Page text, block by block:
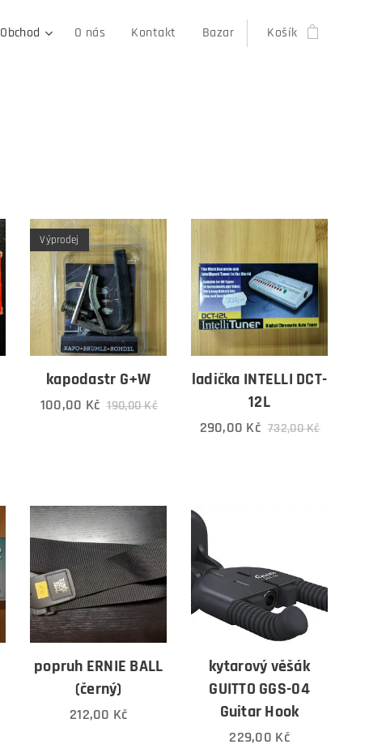
Obchod O nás Kontakt Bazar Košík
kapodastr G+W
Výprodej
100,00 Kč 190,00Kč
ladička INTELLI DCT-
12L
290,00 Kč 732,00Kč
popruh ERNIE BALL
(černý)
212,00 Kč
kytarový věšák
GUITTO GGS-04
Guitar Hook
229,00 Kč